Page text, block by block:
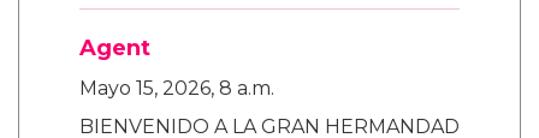
Agent
Mayo 15, 2026, 8 a.m.
BIENVENIDO A LA GRAN HERMANDAD